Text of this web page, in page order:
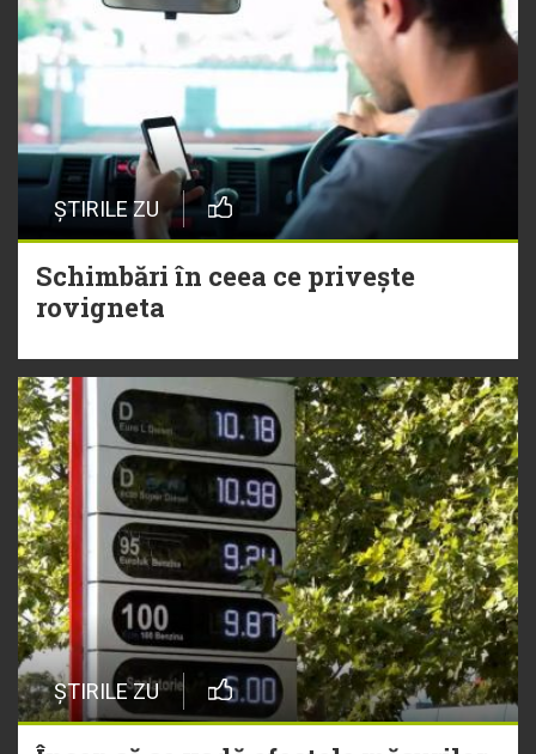
ȘTIRILE ZU
Schimbări în ceea ce privește
rovigneta
ȘTIRILE ZU